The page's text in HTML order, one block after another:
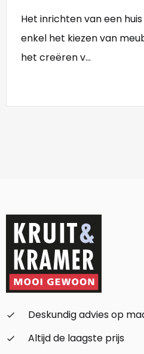
Het inrichten van een
enkel het kiezen van
het creëren v...
check_small
Deskundig advies op
check_small
Altijd de laagste prijs